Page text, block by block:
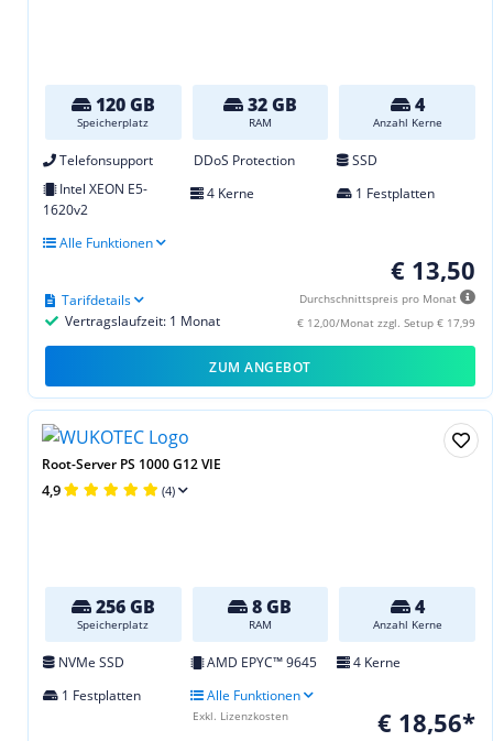
120 GB
Speicherplatz
32 GB
RAM
4
Anzahl Kerne
Telefonsupport DDoS Protection
SSD
Intel XEON E5-
1620v2
4 Kerne 1 Festplatten
Alle Funktionen
€ 13,50
Durchschnittspreis pro Monat
€ 12,00/Monat zzgl. Setup € 17,99
Vertragslaufzeit: 1 Monat
Tarifdetails
ZUM ANGEBOT
Root-Server PS 1000 G12 VIE
4,9 (4)
256 GB
Speicherplatz
8 GB
RAM
4
Anzahl Kerne
NVMe SSD AMD EPYC™ 9645
4 Kerne
1 Festplatten
Alle Funktionen
€ 18,56*
Exkl. Lizenzkosten